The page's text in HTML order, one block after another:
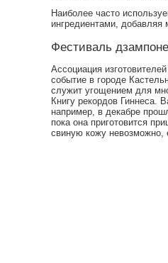
Наиболее часто
ингредиентами, добавляя
Фестиваль дзампоне
Ассоциация
событие в городе
служит угощением для
Книгу рекордов Гиннеса.
например, в декабре
пока она приготовится
свиную кожу невозможно,